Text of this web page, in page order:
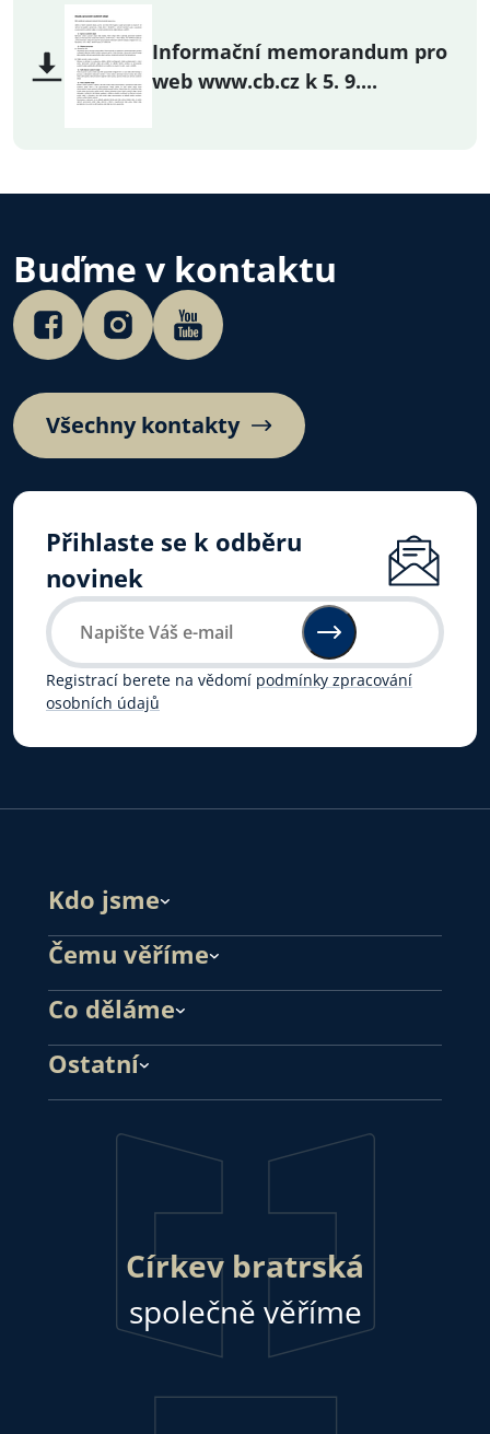
Informační memorandum pro
web www.cb.cz k 5. 9....
Buďme v kontaktu
Všechny kontakty
Přihlaste se k odběru
novinek
Registrací berete na vědomí podmínky zpracování
osobních údajů
Kdo jsme
Čemu věříme
Co děláme
Ostatní
Církev bratrská
společně věříme